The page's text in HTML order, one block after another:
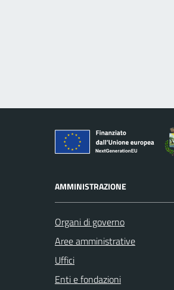
AMMINISTRAZIONE
Organi di governo
Aree amministrative
Uffici
Enti e fondazioni